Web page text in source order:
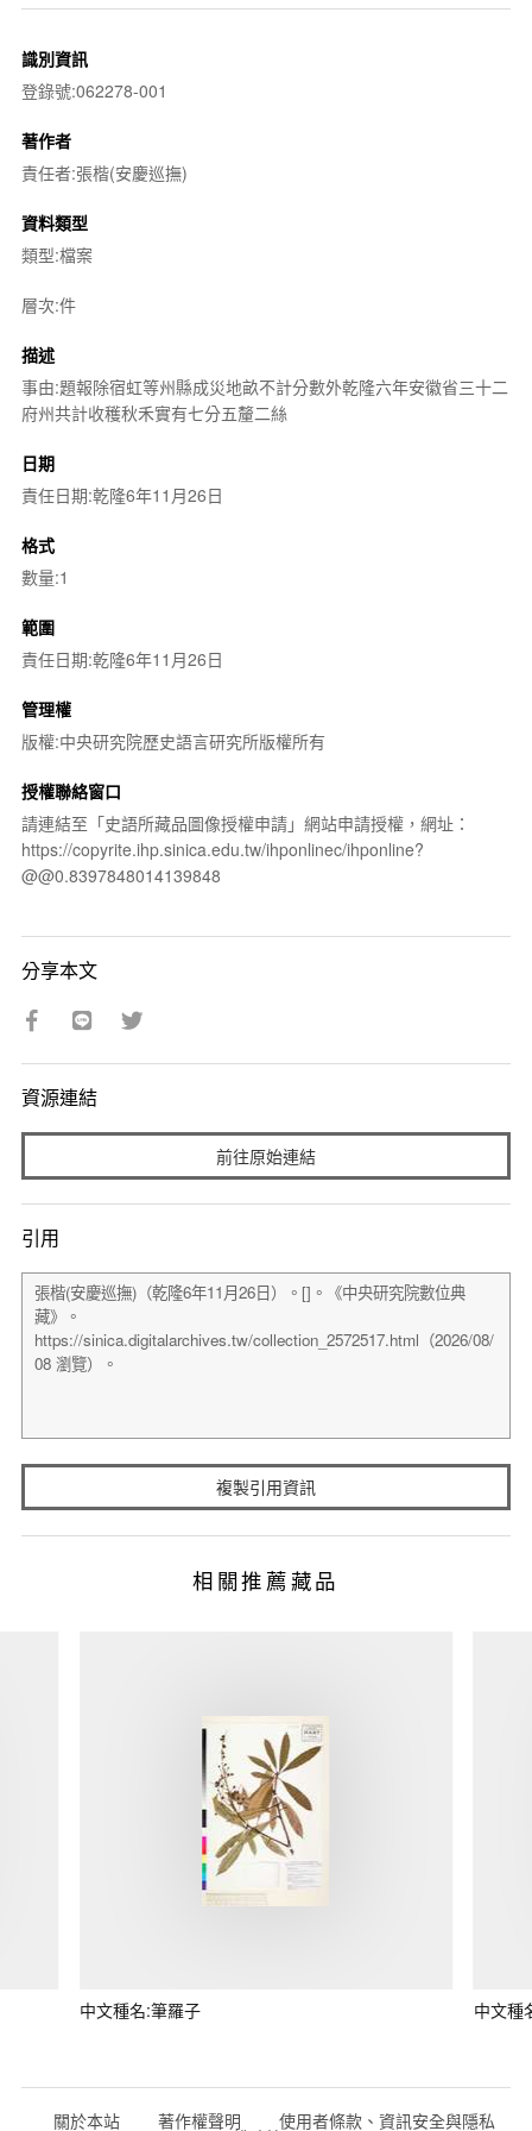
識別資訊
登錄號:062278-001
著作者
責任者:張楷(安慶巡撫)
資料類型
類型:檔案
層次:件
描述
事由:題報除宿虹等州縣成災地畝不計分數外乾隆六年安徽省三十二
府州共計收穫秋禾實有七分五釐二絲
日期
責任日期:乾隆6年11月26日
格式
數量:1
範圍
責任日期:乾隆6年11月26日
管理權
版權:中央研究院歷史語言研究所版權所有
授權聯絡窗口
請連結至「史語所藏品圖像授權申請」網站申請授權，網址：
https://copyrite.ihp.sinica.edu.tw/ihponlinec/ihponline?
@@0.8397848014139848
分享本文
資源連結
前往原始連結
引用
複製引用資訊
相關推薦藏品
中文種名:筆羅子 中文種
關於本站 著作權聲明 使用者條款、資訊安全與隱私